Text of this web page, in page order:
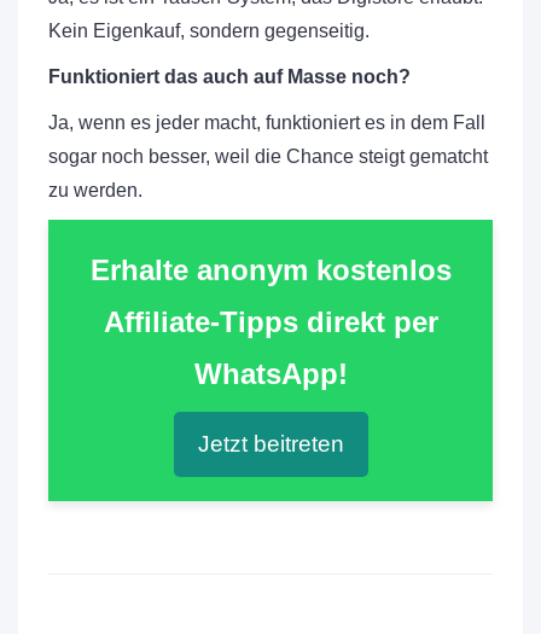
Kein Eigenkauf, sondern gegenseitig.
Funktioniert das auch auf Masse noch?
Ja, wenn es jeder macht, funktioniert es in dem Fall
sogar noch besser, weil die Chance steigt gematcht
zu werden.
Erhalte anonym kostenlos
Affiliate-Tipps direkt per
WhatsApp!
Jetzt beitreten